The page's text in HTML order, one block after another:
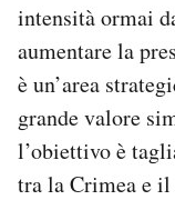
intensità ormai
aumentare la
è un’area
grande valore
l’obiettivo è
tra la Crimea e il